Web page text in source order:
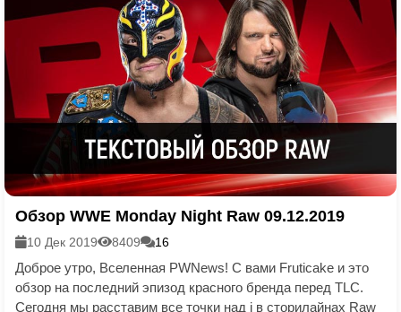
Обзор WWE Monday Night Raw 09.12.2019
10 Дек 2019 8409 16
Доброе утро, Вселенная PWNews! С вами Fruticake и это
обзор на последний эпизод красного бренда перед TLC.
Сегодня мы расставим все точки над i в сторилайнах Raw